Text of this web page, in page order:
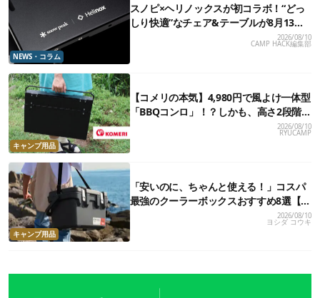
NEWS・コラム
スノピ×ヘリノックスが初コラボ！“どっ
しり快適”なチェア&テーブルが8月13日
2026/08/10
CAMP HACK編集部
キャンプ用品
【コメリの本気】4,980円で風よけ一体型
「BBQコンロ」！？しかも、高さ2段階・
薄型収納できて文句なしだった
2026/08/10
RYUCAMP
キャンプ用品
「安いのに、ちゃんと使える！」コスパ
最強のクーラーボックスおすすめ8選【2
万円以下】
2026/08/10
ヨシダ コウキ